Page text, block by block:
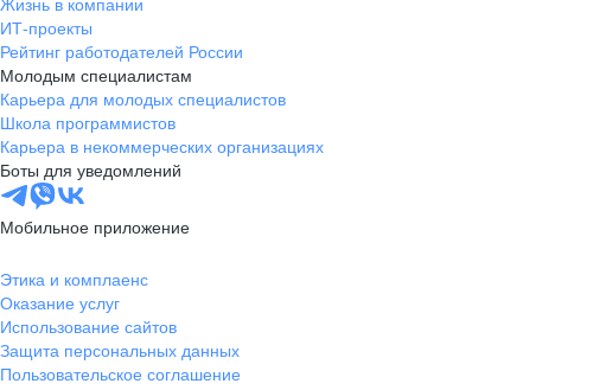
ИТ-проекты
Рейтинг работодателей России
Молодым специалистам
Карьера для молодых специалистов
Школа программистов
Карьера в некоммерческих организациях
Боты для уведомлений
Мобильное приложение
Этика и комплаенс
Оказание услуг
Использование сайтов
Защита персональных данных
Пользовательское соглашение